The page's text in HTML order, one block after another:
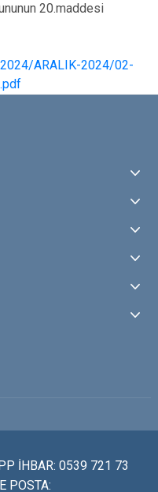
20.maddesi
ARALIK-2024/02-
İHBAR: 0539 721 73
POSTA: